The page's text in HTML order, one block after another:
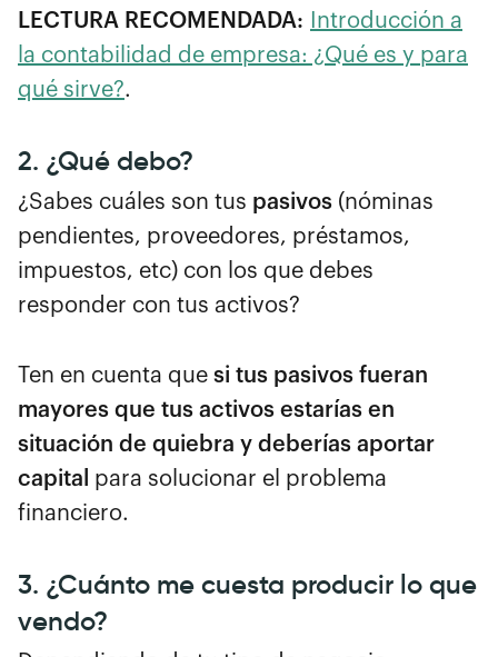
LECTURA RECOMENDADA:
Introducción a
la contabilidad de empresa: ¿Qué es y para
qué sirve?.
2. ¿Qué debo?
¿Sabes cuáles son tus pasivos (nóminas
pendientes, proveedores, préstamos,
impuestos, etc) con los que debes
responder con tus activos?
Ten en cuenta que si tus pasivos fueran
mayores que tus activos estarías en
situación de quiebra y deberías aportar
capital para solucionar el problema
financiero.
3. ¿Cuánto me cuesta producir lo que
vendo?